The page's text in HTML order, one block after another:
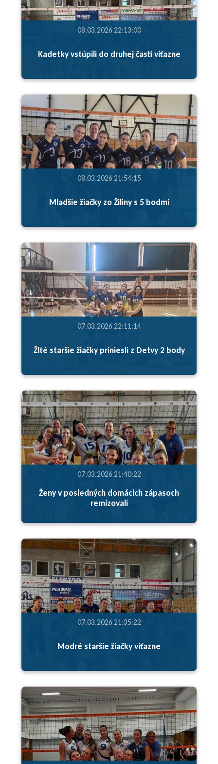
08.03.2026 22:13:00
Kadetky vstúpili do druhej časti víťazne
08.03.2026 21:54:15
Mladšie žiačky zo Žiliny s 5 bodmi
07.03.2026 22:11:14
Žlté staršie žiačky priniesli z Detvy 2 body
07.03.2026 21:40:22
Ženy v posledných domácich zápasoch
remízovali
07.03.2026 21:35:22
Modré staršie žiačky víťazne